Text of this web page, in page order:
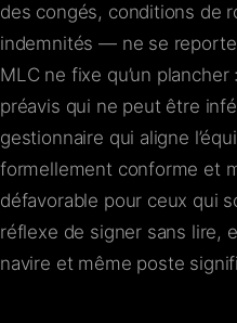
des congés, conditions de
indemnités — ne se
MLC ne fixe qu’un
préavis qui ne peut être
gestionnaire qui aligne
formellement conforme et
défavorable pour ceux qui
réflexe de signer sans lire,
navire et même poste